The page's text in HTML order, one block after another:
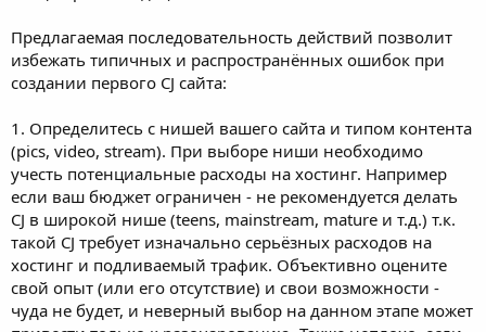
Предлагаемая последовательность действий позволит
избежать типичных и распространённых ошибок при
создании первого CJ сайта:
1. Определитесь с нишей вашего сайта и типом контента
(pics, video, stream). При выборе ниши необходимо
учесть потенциальные расходы на хостинг. Например
если ваш бюджет ограничен - не рекомендуется делать
CJ в широкой нише (teens, mainstream, mature и т.д.) т.к.
такой CJ требует изначально серьёзных расходов на
хостинг и подливаемый трафик. Объективно оцените
свой опыт (или его отсутствие) и свои возможности -
чуда не будет, и неверный выбор на данном этапе может